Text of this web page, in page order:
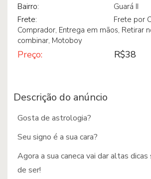
Caneca – Você acha que é café,...
R$38
Bairro:
Guará II
Frete:
Frete por
Comprador, Entrega em mãos, Retirar
combinar, Motoboy
Preço: R$38
Descrição do anúncio
Gosta de astrologia?
Seu signo é a sua cara?
Agora a sua caneca vai dar altas
de ser!